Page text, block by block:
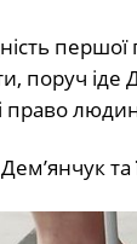
поруч
і право
Дем’янчук